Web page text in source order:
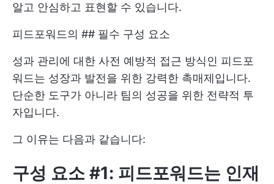
알고 안심하고 표현할 수 있습니다.
피드포워드의 ## 필수 구성 요소
성과 관리에 대한 사전 예방적 접근 방식인 피드포
워드는 성장과 발전을 위한 강력한 촉매제입니다.
단순한 도구가 아니라 팀의 성공을 위한 전략적 투
자입니다.
그 이유는 다음과 같습니다:
구성 요소 #1: 피드포워드는 인재